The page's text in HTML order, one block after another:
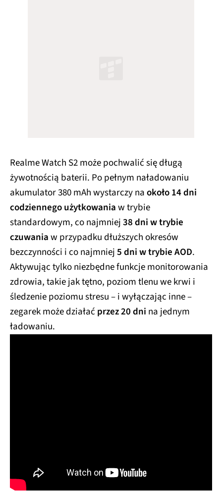
Realme Watch S2 może pochwalić się długą
żywotnością baterii. Po pełnym naładowaniu
akumulator 380 mAh wystarczy naokoło 14 dni
codziennego użytkowaniaw trybie
standardowym, co najmniej38 dni w trybie
czuwaniaw przypadku dłuższych okresów
bezczynności i co najmniej5 dni w trybie AOD.
Aktywując tylko niezbędne funkcje monitorowania
zdrowia, takie jak tętno, poziom tlenu we krwi i
śledzenie poziomu stresu – i wyłączając inne –
zegarek może działać przez 20 dni na jednym
ładowaniu.